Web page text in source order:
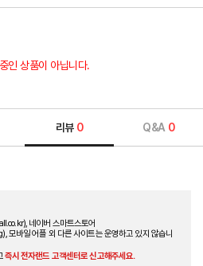
인 상품이 아닙니다.
리뷰 0 Q&A 0
네이버 스마트스토어
모바일 어플 외 다른 사이트는 운영하고 있지 않습니
즉시 전자랜드 고객센터로 신고해주세요.